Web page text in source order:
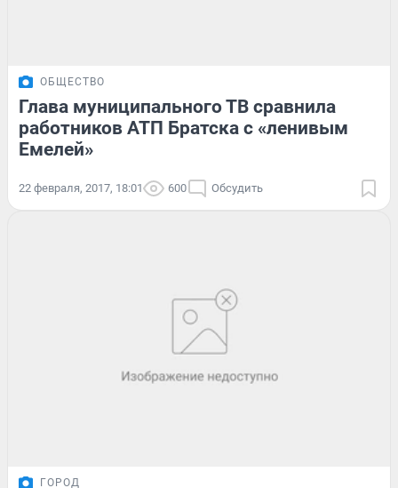
ОБЩЕСТВО
Глава муниципального ТВ сравнила
работников АТП Братска с «ленивым
Емелей»
22 февраля, 2017, 18:01 600 Обсудить
ГОРОД